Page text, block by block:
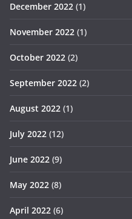
December 2022 (1)
November 2022 (1)
October 2022 (2)
September 2022 (2)
August 2022 (1)
July 2022 (12)
June 2022 (9)
May 2022 (8)
April 2022 (6)